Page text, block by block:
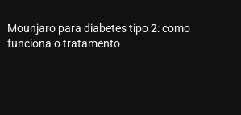
Mounjaro para diabetes tipo 2: como
funciona o tratamento